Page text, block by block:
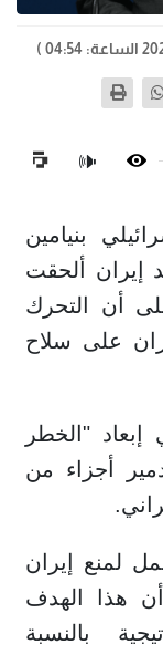
🔊
بنيامين
إيران ألحقت
أن التحرك
على سلاح
"الخطر
أجزاء من
لمنع إيران
هذا الهدف
بالنسبة